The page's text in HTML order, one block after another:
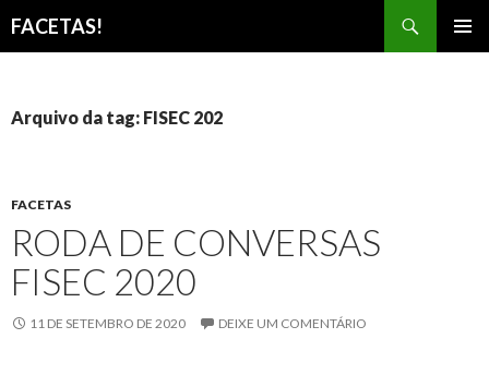
FACETAS!
CONTEÚDO
Arquivo da tag: FISEC 202
FACETAS
RODA DE CONVERSAS
FISEC 2020
11 DE SETEMBRO DE 2020 DEIXE UM COMENTÁRIO